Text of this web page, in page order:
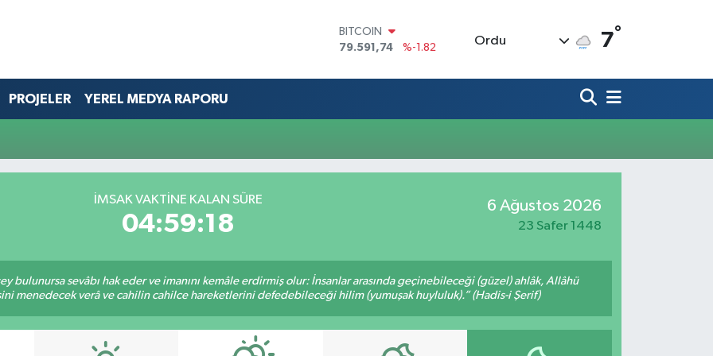
BITCOIN
79.591,74
%-1.82
45,43620
%0.02
G.ALTIN
6862,09000
%0.19
Ordu 7°
PROJELER YEREL MEDYA RAPORU
İMSAK VAKTİNE KALAN SÜRE
04:59:18
6 Ağustos 2026
23 Safer 1448
bulunursa sevâbı hak eder ve imanını kemâle erdirmiş olur: İnsanlar arasında geçinebileceği (güzel) ahlâk, Allâhü
menedecek verâ ve cahilin cahilce hareketlerini defedebileceği hilim (yumuşak huyluluk).” (Hadis-i Şerif)